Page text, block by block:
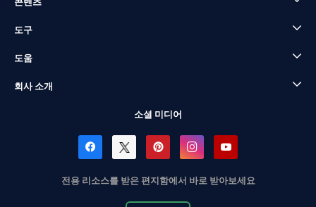
도구
도움
회사 소개
소셜 미디어
전용 리소스를 받은 편지함에서 바로 받아보세요